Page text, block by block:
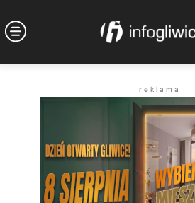
r e k l a m a